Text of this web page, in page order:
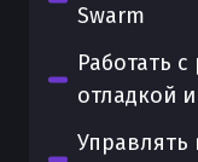
Swarm
Работать
отладкой
Управлять